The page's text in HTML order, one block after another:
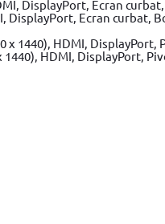
DisplayPort, Ecran curbat,
HDMI, DisplayPort,
Adaugă în coș